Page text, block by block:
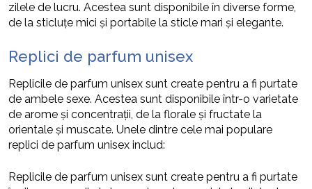
zilele de lucru. Acestea sunt disponibile în diverse forme,
de la sticluțe mici și portabile la sticle mari și elegante.
Replici de parfum unisex
Replicile de parfum unisex sunt create pentru a fi purtate
de ambele sexe. Acestea sunt disponibile într-o varietate
de arome și concentrații, de la florale și fructate la
orientale și muscate. Unele dintre cele mai populare
replici de parfum unisex includ:
Replicile de parfum unisex sunt create pentru a fi purtate